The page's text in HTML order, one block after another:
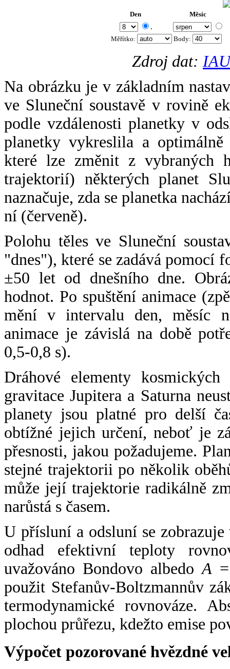
Den Měsíc
.
Měřítko: Body:
Zdroj dat:
Na obrázku je v základním
ve Sluneční soustavě v rovině
podle vzdálenosti planetky v
planetky vykreslila a
které lze změnit z vybraných
trajektorií) některých planet
naznačuje, zda se planetka
ní (červeně).
Polohu těles ve Sluneční
"dnes"), které se zadává pomocí
±50 let od dnešního dne.
hodnot. Po spuštění animace
mění v intervalu den, měsíc
animace je závislá na době
0,5-0,8 s).
Dráhové elementy
gravitace Jupitera a Saturna
planety jsou platné pro delší
obtížné jejich určení, neboť je
přesnosti, jakou požadujeme.
stejné trajektorii po několik
může její trajektorie radikálně
narůstá s časem.
U přísluní a odsluní se
odhad efektivní teploty
uvažováno Bondovo albedoA
použit Stefanův-Boltzmannův
termodynamické rovnováze.
plochou průřezu, kdežto emise
Výpočet pozorované hvězdné